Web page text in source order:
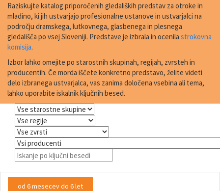
Raziskujte katalog priporočenih gledaliških predstav za otroke in
mladino, ki jih ustvarjajo profesionalne ustanove in ustvarjalci na
področju dramskega, lutkovnega, glasbenega in plesnega
gledališča po vsej Sloveniji. Predstave je izbrala in ocenila strokovna
komisija.
Izbor lahko omejite po starostnih skupinah, regijah, zvrsteh in
producentih. Če morda iščete konkretno predstavo, želite videti
delo izbranega ustvarjalca, vas zanima določena vsebina ali tema,
lahko uporabite iskalnik ključnih besed.
od 6 mesecev do 6 let